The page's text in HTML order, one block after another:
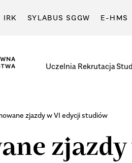
IRK SYLABUS SGGW E-HMS
Uczelnia Rekrutacja
zjazdy w VI edycji studiów